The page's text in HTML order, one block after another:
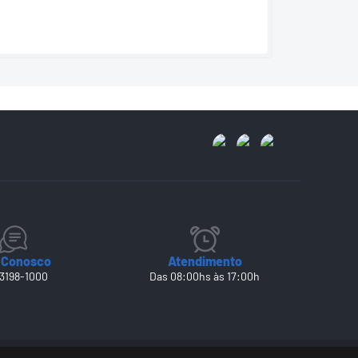
1000
Atendimento
Das 08:00hs às 17:00h